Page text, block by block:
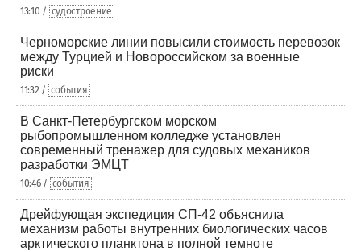
13:10 / судостроение
Черноморские линии повысили стоимость перевозок
между Турцией и Новороссийском за военные
риски
11:32 / события
В Санкт-Петербургском морском
рыбопромышленном колледже установлен
современный тренажер для судовых механиков
разработки ЭМЦТ
10:46 / события
Дрейфующая экспедиция СП-42 объяснила
механизм работы внутренних биологических часов
арктического планктона в полной темноте